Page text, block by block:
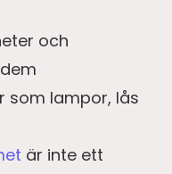
och
som lampor, lås
är inte ett